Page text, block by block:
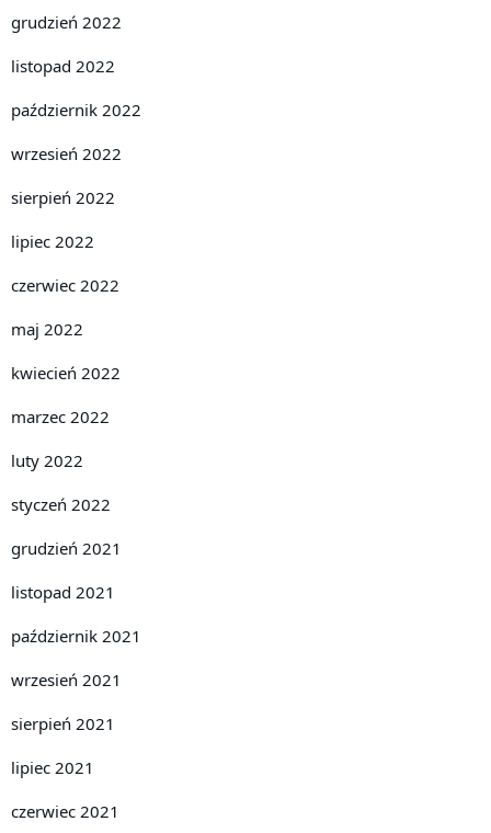
grudzień 2022
listopad 2022
październik 2022
wrzesień 2022
sierpień 2022
lipiec 2022
czerwiec 2022
maj 2022
kwiecień 2022
marzec 2022
luty 2022
styczeń 2022
grudzień 2021
listopad 2021
październik 2021
wrzesień 2021
sierpień 2021
lipiec 2021
czerwiec 2021